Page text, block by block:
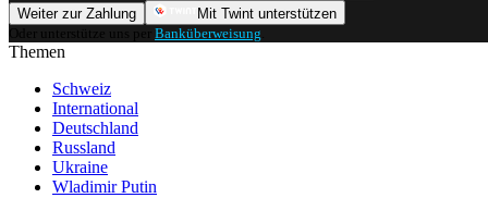
Weiter zur Zahlung
Mit Twint unterstützen
Oder unterstütze uns per Banküberweisung
Themen
Schweiz
International
Deutschland
Russland
Ukraine
Wladimir Putin